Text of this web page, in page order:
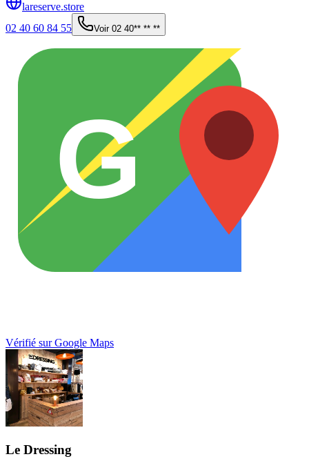
lareserve.store
02 40 60 84 55
Voir 02 40** ** **
G
Vérifié sur Google Maps
Le Dressing